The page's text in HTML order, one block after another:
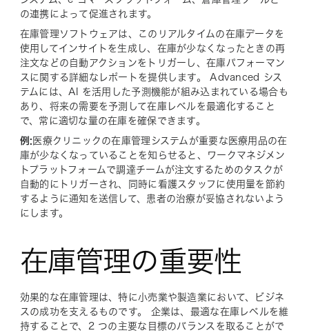
の連携によって促進されます。
在庫管理ソフトウェアは、このリアルタイムの在庫データを
使用してインサイトを生成し、在庫が少なくなったときの再
注文などの自動アクションをトリガーし、在庫パフォーマン
スに関する詳細なレポートを提供します。 Advanced シス
テムには、AI を活用した予測機能が組み込まれている場合も
あり、将来の需要を予測して在庫レベルを最適化すること
で、常に適切な量の在庫を確保できます。
例: 医療クリニックの在庫管理システムが重要な医療用品の在
庫が少なくなっていることを知らせると、ワークマネジメン
トプラットフォームで調達チームが注文するためのタスクが
自動的にトリガーされ、同時に看護スタッフに使用量を節約
するように通知を送信して、患者の治療が妥協されないよう
にします。
在庫管理の重要性
効果的な在庫管理は、特に小売業や製造業において、ビジネ
スの成功を支えるものです。 企業は、最適な在庫レベルを維
持することで、2 つの主要な目標のバランスを取ることがで